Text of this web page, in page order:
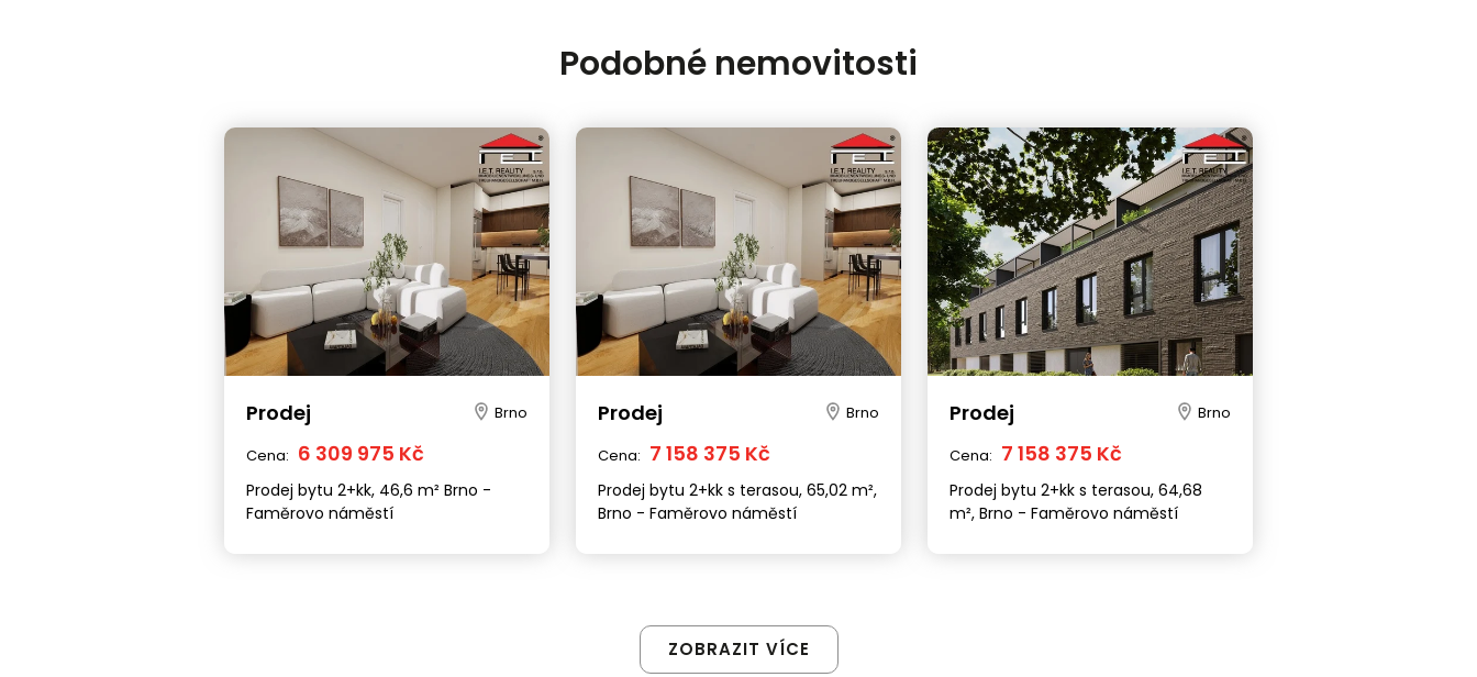
Podobné nemovitosti
Prodej Brno
Cena: 6 309 975 Kč
Prodej bytu 2+kk, 46,6 m² Brno -
Faměrovo náměstí
Prodej Brno
Cena: 7 158 375 Kč
Prodej bytu 2+kk s terasou, 65,02 m²,
Brno - Faměrovo náměstí
Prodej Brno
Cena: 7 158 375 Kč
Prodej bytu 2+kk s terasou, 64,68
m², Brno - Faměrovo náměstí
ZOBRAZIT VÍCE